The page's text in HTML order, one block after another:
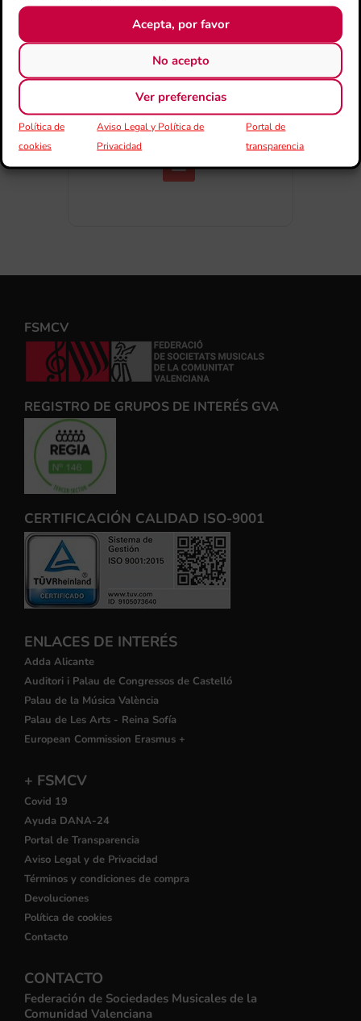
Acepta, por favor
No acepto
Ver preferencias
Política de
cookies
Aviso Legal y Política de
Privacidad
Portal de
transparencia
COMPARTIR ESTE EVENTO
FSMCV
REGISTRO DE GRUPOS DE INTERÉS GVA
CERTIFICACIÓN CALIDAD ISO-9001
ENLACES DE INTERÉS
Adda Alicante
Auditori i Palau de Congressos de Castelló
Palau de la Música València
Palau de Les Arts - Reina Sofía
European Commission Erasmus +
+ FSMCV
Covid 19
Ayuda DANA-24
Portal de Transparencia
Aviso Legal y de Privacidad
Términos y condiciones de compra
Devoluciones
Política de cookies
Contacto
CONTACTO
Federación de Sociedades Musicales de la
Comunidad Valenciana